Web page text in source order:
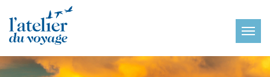
Panneau de gestion des cookies